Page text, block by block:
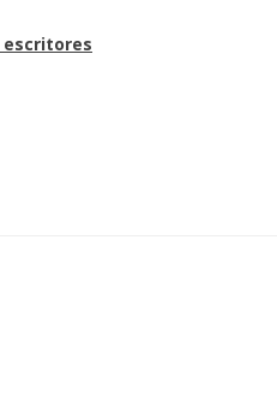
escritores